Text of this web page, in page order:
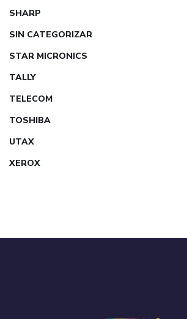
SHARP
SIN CATEGORIZAR
STAR MICRONICS
TALLY
TELECOM
TOSHIBA
UTAX
XEROX